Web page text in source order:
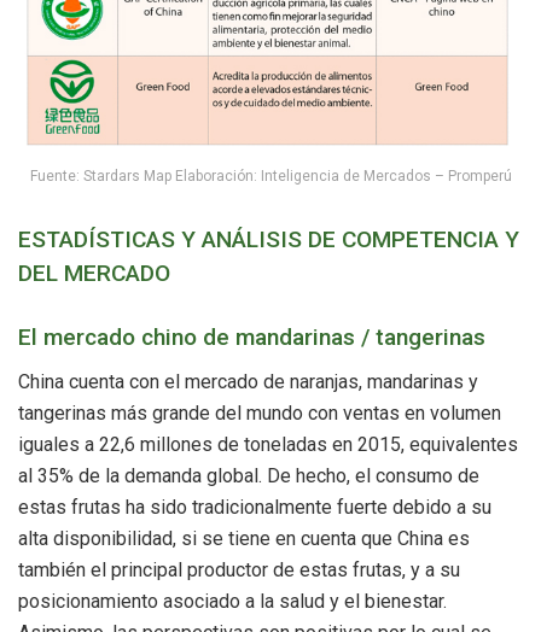
Fuente: Stardars Map Elaboración: Inteligencia de Mercados – Promperú
ESTADÍSTICAS Y ANÁLISIS DE COMPETENCIA Y
DEL MERCADO
El mercado chino de mandarinas / tangerinas
China cuenta con el mercado de naranjas, mandarinas y
tangerinas más grande del mundo con ventas en volumen
iguales a 22,6 millones de toneladas en 2015, equivalentes
al 35% de la demanda global. De hecho, el consumo de
estas frutas ha sido tradicionalmente fuerte debido a su
alta disponibilidad, si se tiene en cuenta que China es
también el principal productor de estas frutas, y a su
posicionamiento asociado a la salud y el bienestar.